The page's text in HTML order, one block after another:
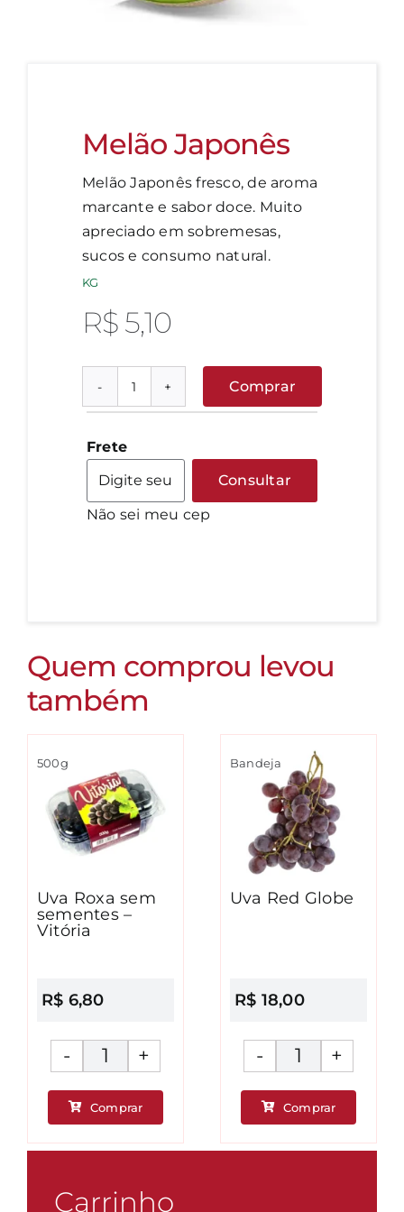
Melão Japonês
Melão Japonês fresco, de aroma
marcante e sabor doce. Muito
apreciado em sobremesas,
sucos e consumo natural.
KG
R$5,10
Comprar
Frete
Consultar
Não sei meu cep
Quem comprou levou
também
500g
Uva Roxa sem
sementes –
Vitória
R$ 6,80
Uva
Roxa
sem
sementes
Vitória
Comprar
Bandeja
Uva Red Globe
R$ 18,00
Uva
Red
Globe
Comprar
Carrinho